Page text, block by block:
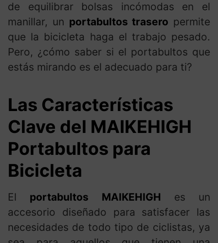
de equilibrar bolsas incómodas en el
manillar, un portabultos trasero permite
que la bicicleta haga el trabajo pesado.
Pero, ¿cómo saber si el portabultos que
estás mirando es el adecuado para ti?
Las Características
Clave del MAIKEHIGH
Portabultos para
Bicicleta
El portabultos MAIKEHIGH es un
accesorio diseñado para satisfacer las
necesidades de todo tipo de ciclistas, ya